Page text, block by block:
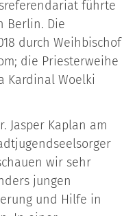
führte
Berlin. Die
durch Weihbischof
die Priesterweihe
Kardinal Woelki
Jasper Kaplan am
wir sehr
jungen
und Hilfe in